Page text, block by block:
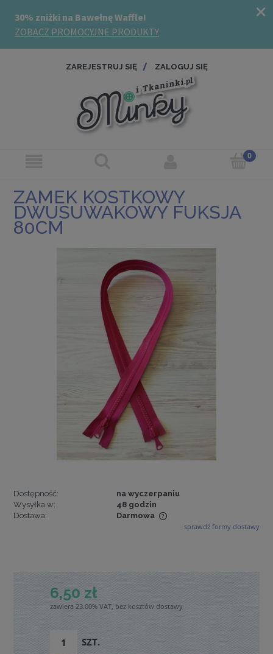
ZAREJESTRUJ SIĘ ZALOGUJ SIĘ
ZAMEK KOSTKOWY
DWUSUWAKOWY FUKSJA
80CM
Dostępność:
na wyczerpaniu
Wysyłka w:
48 godzin
Dostawa:
Darmowa
Cena nie zawiera ewentualnych kosztów płatności
sprawdź formy dostawy
6,50 zł
zawiera 23.00% VAT, bez kosztów dostawy
SZT.